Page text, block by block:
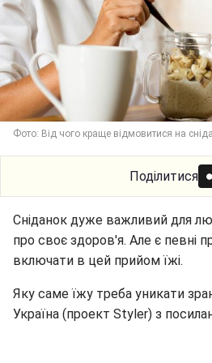
Фото: Від чого краще відмовитися на
Поділитися
Сніданок дуже важливий для
про своє здоров'я. Але є певні
включати в цей прийом їжі.
Яку саме їжу треба уникати
Україна (проект Styler) з